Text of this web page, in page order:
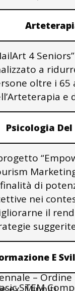
– Ordine
4
a
oltre i 65
e
Psicologia
di
nei
il
E
STEM